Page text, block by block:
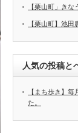
【栗山町」きな
【栗山町】池田
人気の投稿と
【まち歩き】
た。